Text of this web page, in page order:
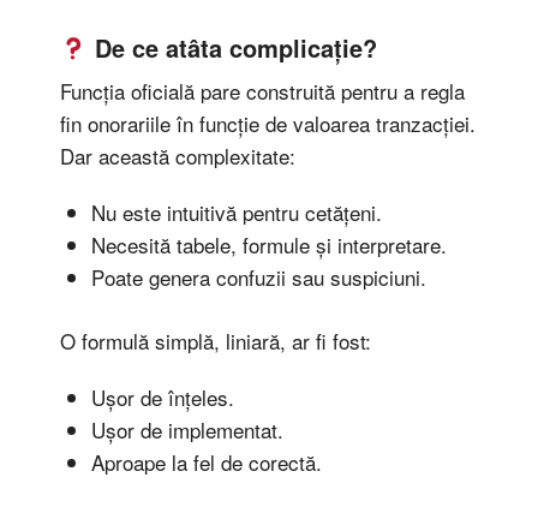
De ce atâta complicație?
Funcția oficială pare construită pentru a regla
fin onorariile în funcție de valoarea tranzacției.
Dar această complexitate:
Nu este intuitivă pentru cetățeni.
Necesită tabele, formule și interpretare.
Poate genera confuzii sau suspiciuni.
O formulă simplă, liniară, ar fi fost:
Ușor de înțeles.
Ușor de implementat.
Aproape la fel de corectă.